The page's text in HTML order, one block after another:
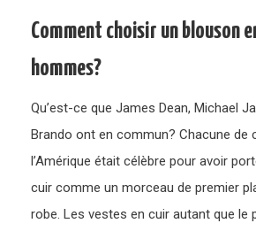
Comment choisir un blouson
hommes?
Qu’est-ce que James Dean, Michael
Brando ont en commun? Chacune de
l’Amérique était célèbre pour avoir
cuir comme un morceau de premier
robe. Les vestes en cuir autant que le